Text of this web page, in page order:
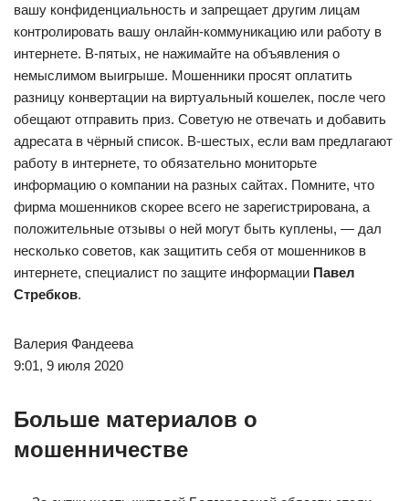
вашу конфиденциальность и запрещает другим лицам
контролировать вашу онлайн-коммуникацию или работу в
интернете. В-пятых, не нажимайте на объявления о
немыслимом выигрыше. Мошенники просят оплатить
разницу конвертации на виртуальный кошелек, после чего
обещают отправить приз. Советую не отвечать и добавить
адресата в чёрный список. В-шестых, если вам предлагают
работу в интернете, то обязательно мониторьте
информацию о компании на разных сайтах. Помните, что
фирма мошенников скорее всего не зарегистрирована, а
положительные отзывы о ней могут быть куплены, — дал
несколько советов, как защитить себя от мошенников в
интернете, специалист по защите информации Павел
Стребков.
Валерия Фандеева
9:01, 9 июля 2020
Больше материалов о
мошенничестве